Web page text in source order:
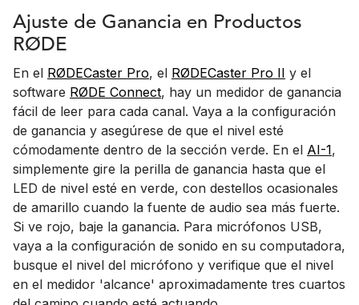
Ajuste de Ganancia en Productos
RØDE
En el RØDECaster Pro, el RØDECaster Pro II y el
software RØDE Connect, hay un medidor de ganancia
fácil de leer para cada canal. Vaya a la configuración
de ganancia y asegúrese de que el nivel esté
cómodamente dentro de la sección verde. En el AI-1,
simplemente gire la perilla de ganancia hasta que el
LED de nivel esté en verde, con destellos ocasionales
de amarillo cuando la fuente de audio sea más fuerte.
Si ve rojo, baje la ganancia. Para micrófonos USB,
vaya a la configuración de sonido en su computadora,
busque el nivel del micrófono y verifique que el nivel
en el medidor 'alcance' aproximadamente tres cuartos